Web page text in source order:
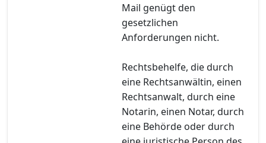
Mail genügt den
gesetzlichen
Anforderungen nicht.
Rechtsbehelfe, die durch
eine Rechtsanwältin, einen
Rechtsanwalt, durch eine
Notarin, einen Notar, durch
eine Behörde oder durch